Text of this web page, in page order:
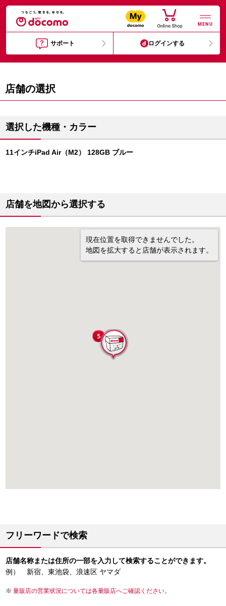
MENU
サポート ログインする
店舗の選択
選択した機種・カラー
11インチiPad Air（M2） 128GB ブルー
店舗を地図から選択する
現在位置を取得できませんでした。
地図を拡大すると店舗が表示されます。
フリーワードで検索
店舗名称または住所の一部を入力して検索することができます。
例） 新宿、東池袋、浪速区 ヤマダ
量販店の営業状況については各量販店へご確認ください。